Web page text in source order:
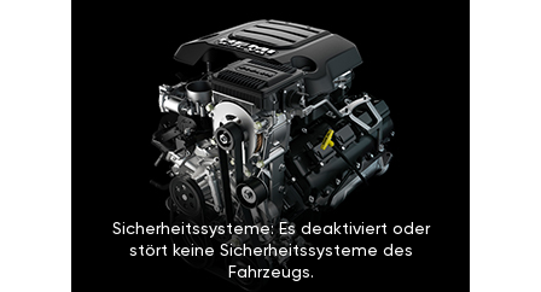
Sicherheitssysteme: Es deaktiviert oder
stört keine Sicherheitssysteme des
Fahrzeugs.